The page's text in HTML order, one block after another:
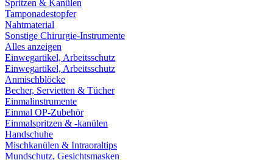
Spritzen & Kanülen
Tamponadestopfer
Nahtmaterial
Sonstige Chirurgie-Instrumente
Alles anzeigen
Einwegartikel, Arbeitsschutz
Einwegartikel, Arbeitsschutz
Anmischblöcke
Becher, Servietten & Tücher
Einmalinstrumente
Einmal OP-Zubehör
Einmalspritzen & -kanülen
Handschuhe
Mischkanülen & Intraoraltips
Mundschutz, Gesichtsmasken